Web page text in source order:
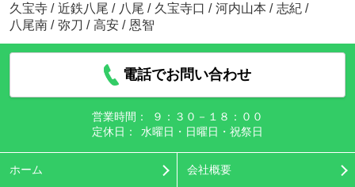
久宝寺 / 近鉄八尾 / 八尾 / 久宝寺口 / 河内山本 / 志紀 /
八尾南 / 弥刀 / 高安 / 恩智
電話でお問い合わせ
営業時間：
９：３０－１８：００
定休日：
水曜日・日曜日・祝祭日
ホーム 会社概要